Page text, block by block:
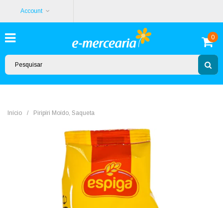
Account
0
Início / Piripíri Moído, Saqueta